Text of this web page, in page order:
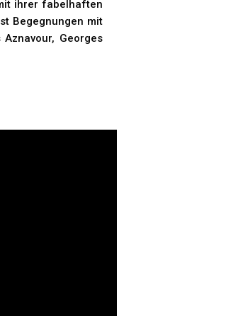
ihrer fabelhaften
Begegnungen mit
Georges